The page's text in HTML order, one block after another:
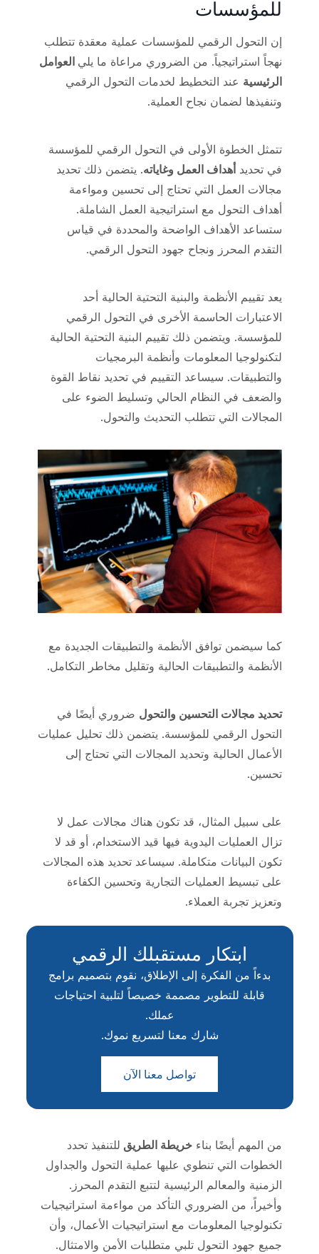
للمؤسسات
إن التحول الرقمي للمؤسسات عملية معقدة تتطلب
نهجاً استراتيجياً. من الضروري مراعاة ما يلي العوامل
الرئيسية عند التخطيط لخدمات التحول الرقمي
وتنفيذها لضمان نجاح العملية.
تتمثل الخطوة الأولى في التحول الرقمي للمؤسسة
في تحديد أهداف العمل وغاياته. يتضمن ذلك تحديد
مجالات العمل التي تحتاج إلى تحسين ومواءمة
أهداف التحول مع استراتيجية العمل الشاملة.
ستساعد الأهداف الواضحة والمحددة في قياس
التقدم المحرز ونجاح جهود التحول الرقمي.
يعد تقييم الأنظمة والبنية التحتية الحالية أحد
الاعتبارات الحاسمة الأخرى في التحول الرقمي
للمؤسسة. ويتضمن ذلك تقييم البنية التحتية الحالية
لتكنولوجيا المعلومات وأنظمة البرمجيات
والتطبيقات. سيساعد التقييم في تحديد نقاط القوة
والضعف في النظام الحالي وتسليط الضوء على
المجالات التي تتطلب التحديث والتحول.
كما سيضمن توافق الأنظمة والتطبيقات الجديدة مع
الأنظمة والتطبيقات الحالية وتقليل مخاطر التكامل.
تحديد مجالات التحسين والتحول ضروري أيضًا في
التحول الرقمي للمؤسسة. يتضمن ذلك تحليل عمليات
الأعمال الحالية وتحديد المجالات التي تحتاج إلى
تحسين.
على سبيل المثال، قد تكون هناك مجالات عمل لا
تزال العمليات اليدوية فيها قيد الاستخدام، أو قد لا
تكون البيانات متكاملة. سيساعد تحديد هذه المجالات
على تبسيط العمليات التجارية وتحسين الكفاءة
وتعزيز تجربة العملاء.
ابتكار مستقبلك الرقمي
بدءاً من الفكرة إلى الإطلاق، نقوم بتصميم برامج
قابلة للتطوير مصممة خصيصاً لتلبية احتياجات
عملك.
شارك معنا لتسريع نموك.
تواصل معنا الآن
من المهم أيضًا بناءخريطة الطريق للتنفيذ تحدد
الخطوات التي تنطوي عليها عملية التحول والجداول
الزمنية والمعالم الرئيسية لتتبع التقدم المحرز.
وأخيراً، من الضروري التأكد من مواءمة استراتيجيات
تكنولوجيا المعلومات مع استراتيجيات الأعمال، وأن
جميع جهود التحول تلبي متطلبات الأمن والامتثال.